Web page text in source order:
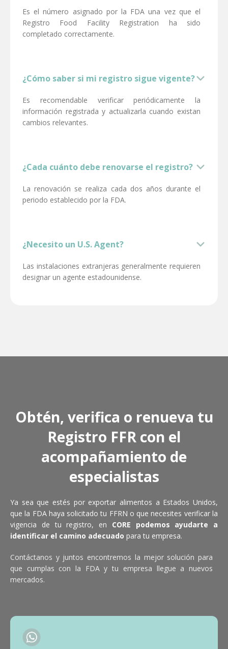
Es el número asignado por la FDA una vez que el
Registro Food Facility Registration ha sido
completado correctamente.
¿Cómo saber si mi registro sigue vigente?
Es recomendable verificar periódicamente la
información registrada y actualizarla cuando existan
cambios relevantes.
¿Cada cuánto debe renovarse el registro?
La renovación se realiza cada dos años durante el
periodo establecido por la FDA.
¿Necesito un U.S. Agent?
Las instalaciones extranjeras generalmente requieren
designar un agente estadounidense.
Obtén, verifica o renueva tu
Registro FFR con el
acompañamiento de
especialistas
Ya sea que estés por exportar alimentos a Estados Unidos,
que la FDA haya solicitado tu FFRN o que necesites verificar la
vigencia de tu registro, en CORE podemos ayudarte a
identificar el camino adecuado para tu empresa.
Contáctanos y juntos encontremos la mejor solución para
que cumplas con la FDA y tu empresa llegue a nuevos
mercados.